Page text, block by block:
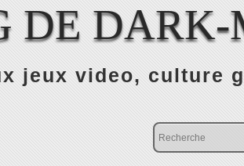
DE DARK-
jeux video, culture